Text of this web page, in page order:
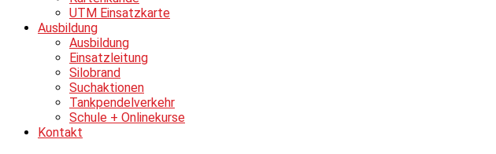
UTM Einsatzkarte
Ausbildung
Ausbildung
Einsatzleitung
Silobrand
Suchaktionen
Tankpendelverkehr
Schule + Onlinekurse
Kontakt